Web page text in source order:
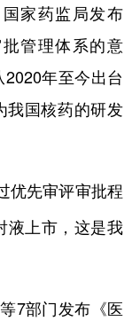
家药监局发布
管理体系的意
年至今出台
我国核药的研发
先审评审批程
液上市，这是我
7部门发布《医